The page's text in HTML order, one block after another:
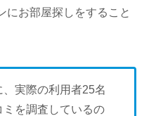
にお部屋探しをすること
実際の利用者25名
を調査しているの